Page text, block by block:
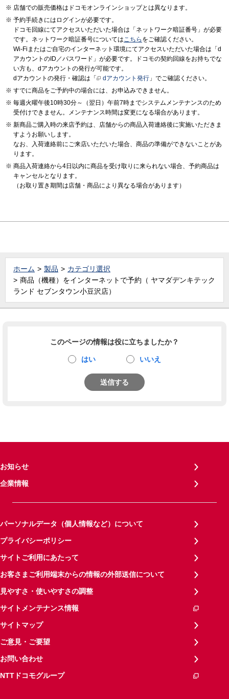
店舗での販売価格はドコモオンラインショップとは異なります。
予約手続きにはログインが必要です。
ドコモ回線にてアクセスいただいた場合は「ネットワーク暗証番号」が必要
です。ネットワーク暗証番号についてはこちら をご確認ください。
Wi-Fiまたはご自宅のインターネット環境にてアクセスいただいた場合は「d
アカウントのID／パスワード」が必要です。ドコモの契約回線をお持ちでな
い方も、dアカウントの発行が可能です。
dアカウントの発行・確認は「
dアカウント発行 」でご確認ください。
すでに商品をご予約中の場合には、お申込みできません。
毎週火曜午後10時30分～（翌日）午前7時までシステムメンテナンスのため
受付けできません。メンテナンス時間は変更になる場合があります。
新商品ご購入時の来店予約は、店舗からの商品入荷連絡後に実施いただきま
すようお願いします。
なお、入荷連絡前にご来店いただいた場合、商品の準備ができないことがあ
ります。
商品入荷連絡から4日以内に商品を受け取りに来られない場合、予約商品は
キャンセルとなります。
（お取り置き期間は店舗・商品により異なる場合があります）
ホーム 製品
カテゴリ選択
商品（機種）をインターネットで予約（ ヤマダデンキテック
ランド セブンタウン小豆沢店）
このページの情報は役に立ちましたか？
はい いいえ
送信する
お知らせ
企業情報
パーソナルデータ（個人情報など）について
プライバシーポリシー
サイトご利用にあたって
お客さまご利用端末からの情報の外部送信について
見やすさ・使いやすさの調整
サイトメンテナンス情報
サイトマップ
ご意見・ご要望
お問い合わせ
NTTドコモグループ